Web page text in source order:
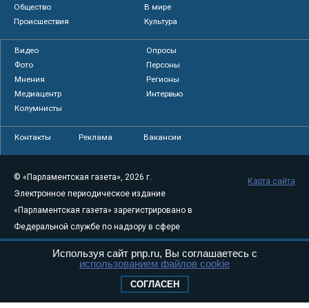
Общество
В мире
Происшествия
Культура
Видео
Опросы
Фото
Персоны
Мнения
Регионы
Медиацентр
Интервью
Колумнисты
Контакты Реклама Вакансии
© «Парламентская газета», 2026 г.
Электронное периодическое издание
«Парламентская газета» зарегистрировано в
Федеральной службе по надзору в сфере
связи, информационных технологий и
массовых коммуникаций (Роскомнадзор) 05
Свидетельство о регистрации Эл № ФС77-
Карта сайта
Используя сайт pnp.ru, Вы соглашаетесь с
использованием файлов cookie
СОГЛАСЕН